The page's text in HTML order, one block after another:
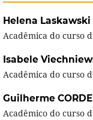
Helena Laskawski
Acadêmica do curso
Isabele
Acadêmica do curso
Guilherme
Acadêmico do curso